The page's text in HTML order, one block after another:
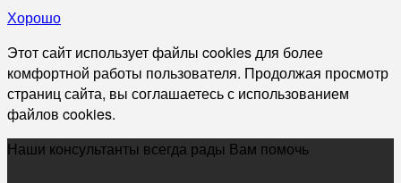
Хорошо
Этот сайт использует файлы cookies для более
комфортной работы пользователя. Продолжая просмотр
страниц сайта, вы соглашаетесь с использованием
файлов cookies.
Наши консультанты всегда рады Вам помочь